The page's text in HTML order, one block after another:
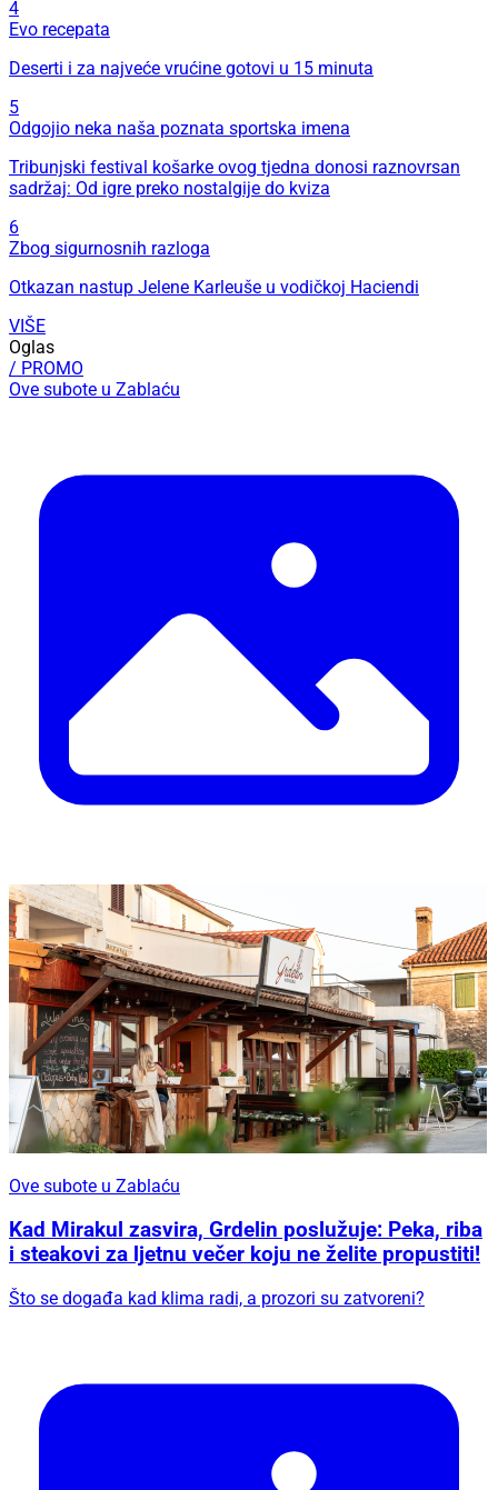
4
Evo recepata
Deserti i za najveće vrućine gotovi u 15 minuta
5
Odgojio neka naša poznata sportska imena
Tribunjski festival košarke ovog tjedna donosi raznovrsan
sadržaj: Od igre preko nostalgije do kviza
6
Zbog sigurnosnih razloga
Otkazan nastup Jelene Karleuše u vodičkoj Haciendi
VIŠE
Oglas
/ PROMO
Ove subote u Zablaću
Ove subote u Zablaću
Kad Mirakul zasvira, Grdelin poslužuje: Peka, riba
i steakovi za ljetnu večer koju ne želite propustiti!
Što se događa kad klima radi, a prozori su zatvoreni?